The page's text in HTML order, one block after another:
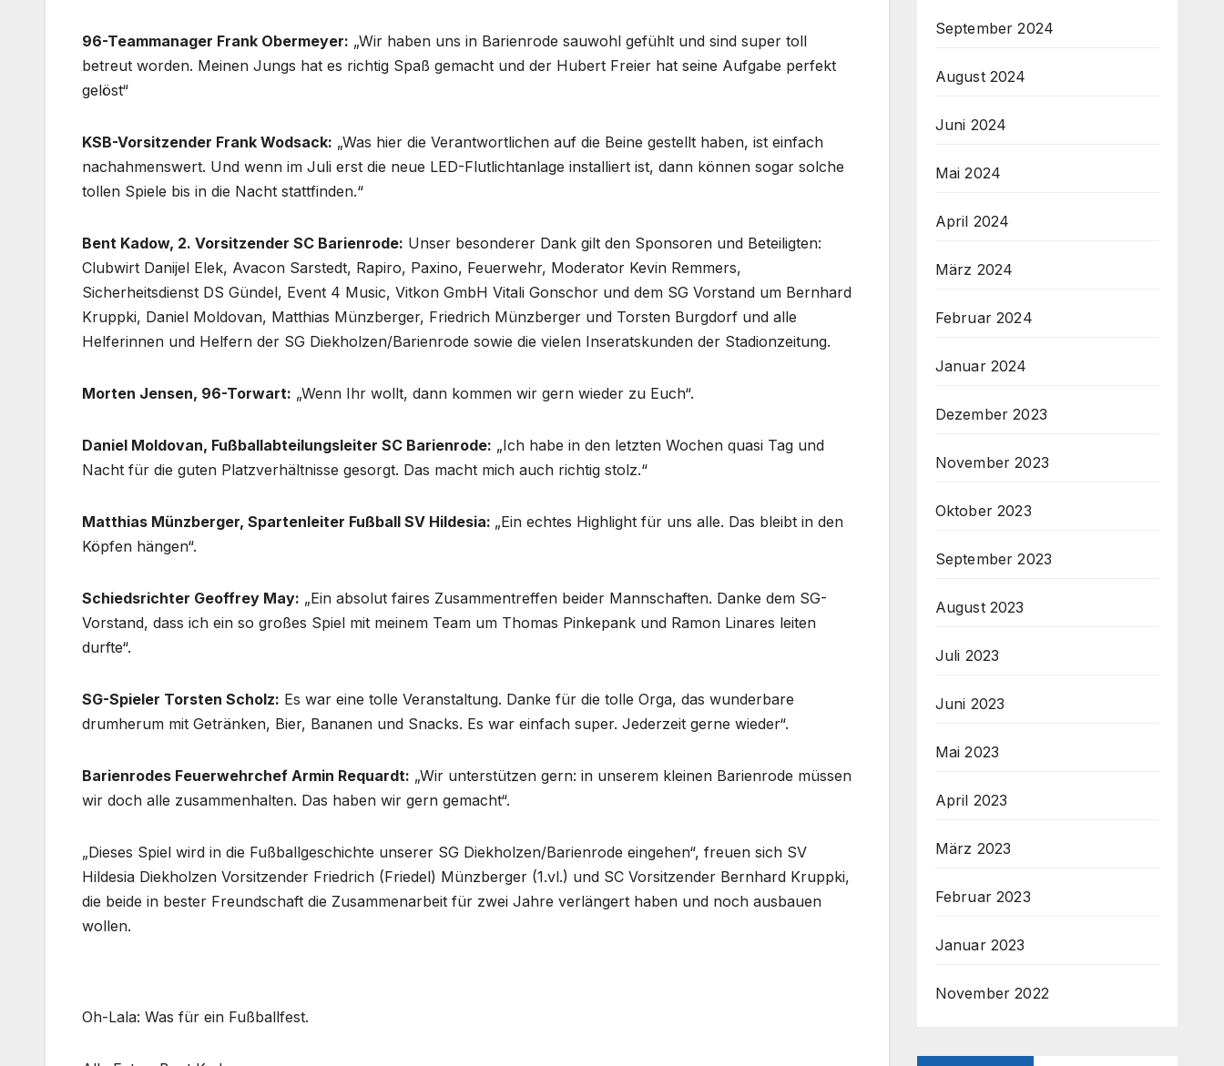
96-Teammanager Frank Obermeyer: „Wir haben uns in Barienrode sauwohl gefühlt und sind super toll
betreut worden. Meinen Jungs hat es richtig Spaß gemacht und der Hubert Freier hat seine Aufgabe perfekt
gelöst“
KSB-Vorsitzender Frank Wodsack: „Was hier die Verantwortlichen auf die Beine gestellt haben, ist einfach
nachahmenswert. Und wenn im Juli erst die neue LED-Flutlichtanlage installiert ist, dann können sogar solche
tollen Spiele bis in die Nacht stattfinden.“
Bent Kadow, 2. Vorsitzender SC Barienrode: Unser besonderer Dank gilt den Sponsoren und Beteiligten:
Clubwirt Danijel Elek, Avacon Sarstedt, Rapiro, Paxino, Feuerwehr, Moderator Kevin Remmers,
Sicherheitsdienst DS Gündel, Event 4 Music, Vitkon GmbH Vitali Gonschor und dem SG Vorstand um Bernhard
Kruppki, Daniel Moldovan, Matthias Münzberger, Friedrich Münzberger und Torsten Burgdorf und alle
Helferinnen und Helfern der SG Diekholzen/Barienrode sowie die vielen Inseratskunden der Stadionzeitung.
Morten Jensen, 96-Torwart: „Wenn Ihr wollt, dann kommen wir gern wieder zu Euch“.
Daniel Moldovan, Fußballabteilungsleiter SC Barienrode: „Ich habe in den letzten Wochen quasi Tag und
Nacht für die guten Platzverhältnisse gesorgt. Das macht mich auch richtig stolz.“
Matthias Münzberger, Spartenleiter Fußball SV Hildesia: „Ein echtes Highlight für uns alle. Das bleibt in den
Köpfen hängen“.
Schiedsrichter Geoffrey May: „Ein absolut faires Zusammentreffen beider Mannschaften. Danke dem SG-
Vorstand, dass ich ein so großes Spiel mit meinem Team um Thomas Pinkepank und Ramon Linares leiten
durfte“.
SG-Spieler Torsten Scholz: Es war eine tolle Veranstaltung. Danke für die tolle Orga, das wunderbare
drumherum mit Getränken, Bier, Bananen und Snacks. Es war einfach super. Jederzeit gerne wieder“.
Barienrodes Feuerwehrchef Armin Requardt: „Wir unterstützen gern: in unserem kleinen Barienrode müssen
wir doch alle zusammenhalten. Das haben wir gern gemacht“.
„Dieses Spiel wird in die Fußballgeschichte unserer SG Diekholzen/Barienrode eingehen“, freuen sich SV
Hildesia Diekholzen Vorsitzender Friedrich (Friedel) Münzberger (1.vl.) und SC Vorsitzender Bernhard Kruppki,
die beide in bester Freundschaft die Zusammenarbeit für zwei Jahre verlängert haben und noch ausbauen
wollen.
Oh-Lala: Was für ein Fußballfest.
September 2024
August 2024
Juni 2024
Mai 2024
April 2024
März 2024
Februar 2024
Januar 2024
Dezember 2023
November 2023
Oktober 2023
September 2023
August 2023
Juli 2023
Juni 2023
Mai 2023
April 2023
März 2023
Februar 2023
Januar 2023
November 2022